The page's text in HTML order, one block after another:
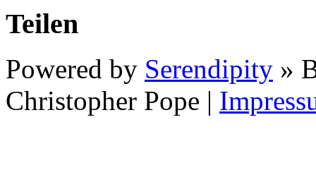
Teilen
Powered by Serendipity »
Christopher Pope |